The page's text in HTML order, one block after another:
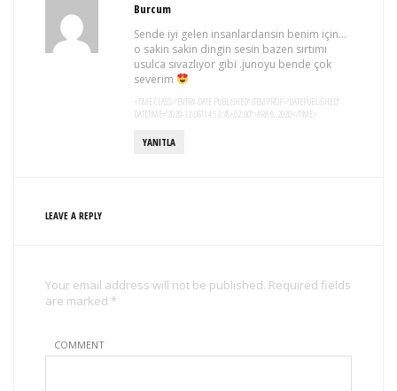
Burcum
Sende iyi gelen insanlardansin benim için…
o sakin sakin dingin sesin bazen sırtımı
usulca sıvazlıyor gibi .junoyu bende çok
severim
<TIME CLASS="ENTRY-DATE PUBLISHED" ITEMPROP="DATEPUBLISHED"
DATETIME="2020-12-06T14:53:45+02:00">ARA 6, 2020</TIME>
YANITLA
LEAVE A REPLY
Your email address will not be published. Required fields
are marked *
COMMENT